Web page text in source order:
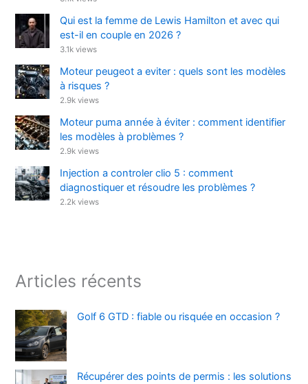
Qui est la femme de Lewis Hamilton et avec qui
est-il en couple en 2026 ?
3.1k views
Moteur peugeot a eviter : quels sont les modèles
à risques ?
2.9k views
Moteur puma année à éviter : comment identifier
les modèles à problèmes ?
2.9k views
Injection a controler clio 5 : comment
diagnostiquer et résoudre les problèmes ?
2.2k views
Articles récents
Golf 6 GTD : fiable ou risquée en occasion ?
Récupérer des points de permis : les solutions